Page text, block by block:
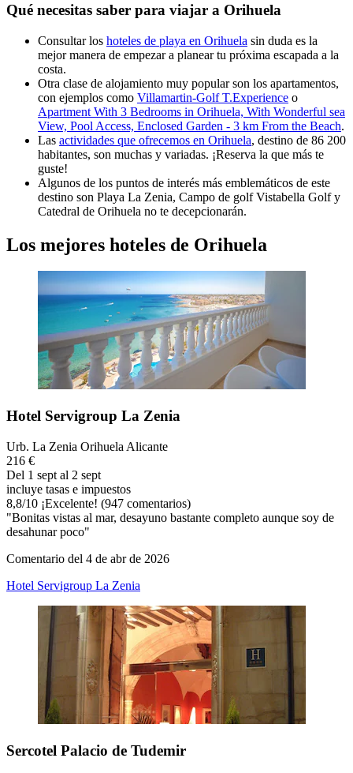
Qué necesitas saber para viajar a Orihuela
Consultar los hoteles de playa en Orihuela sin duda es la
mejor manera de empezar a planear tu próxima escapada a la
costa.
Otra clase de alojamiento muy popular son los apartamentos,
con ejemplos como Villamartin-Golf T.Experience o
Apartment With 3 Bedrooms in Orihuela, With Wonderful sea
View, Pool Access, Enclosed Garden - 3 km From the Beach.
Las actividades que ofrecemos en Orihuela, destino de 86 200
habitantes, son muchas y variadas. ¡Reserva la que más te
guste!
Algunos de los puntos de interés más emblemáticos de este
destino son Playa La Zenia, Campo de golf Vistabella Golf y
Catedral de Orihuela no te decepcionarán.
Los mejores hoteles de Orihuela
Hotel Servigroup La Zenia
Urb. La Zenia Orihuela Alicante
216 €
Del 1 sept al 2 sept
incluye tasas e impuestos
8,8/10 ¡Excelente! (947 comentarios)
"Bonitas vistas al mar, desayuno bastante completo aunque soy de
desahunar poco"
Comentario del 4 de abr de 2026
Hotel Servigroup La Zenia
Sercotel Palacio de Tudemir